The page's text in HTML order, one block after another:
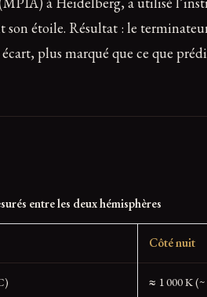
son étoile. Résultat : le
plus marqué que ce que
entre les deux hémisphères
Côté nuit
≈ 1 000 K